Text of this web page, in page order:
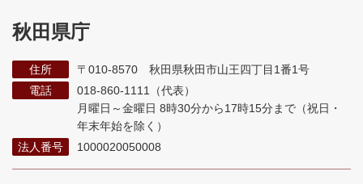
秋田県庁
住所
〒010-8570 秋田県秋田市山王四丁目1番1号
電話
018-860-1111（代表）
月曜日～金曜日 8時30分から17時15分まで （祝日・
年末年始を除く）
法人番号
1000020050008